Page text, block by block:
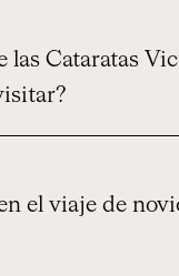
las Cataratas
el viaje de